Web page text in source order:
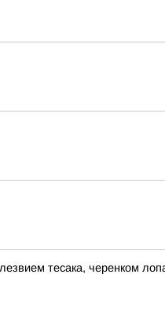
тесака, черенком